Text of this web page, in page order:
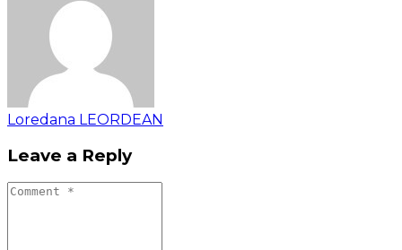
Loredana LEORDEAN
Leave a Reply